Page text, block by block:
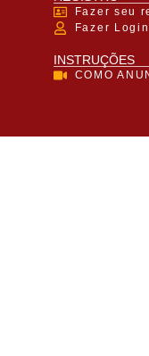
Fazer seu
Fazer Login
INSTRUÇÕES
COMO